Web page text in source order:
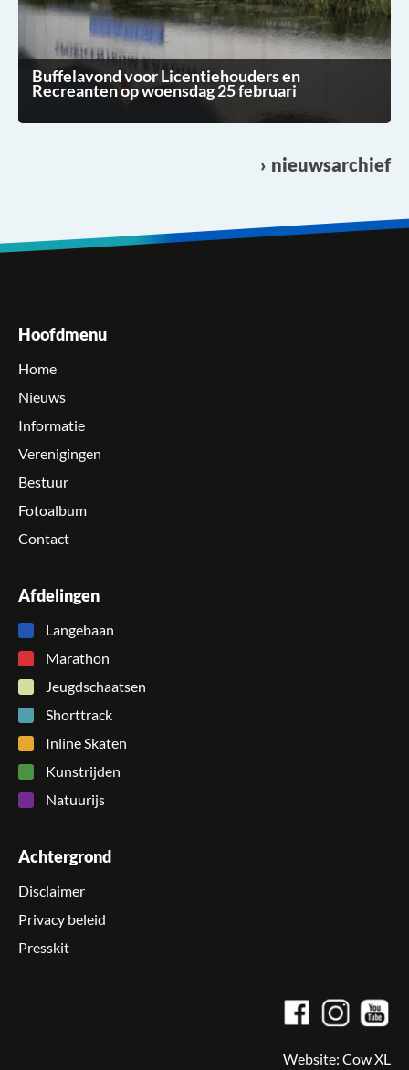
Buffelavond voor Licentiehouders en
Recreanten op woensdag 25 februari
nieuwsarchief
Hoofdmenu
Home
Nieuws
Informatie
Verenigingen
Bestuur
Fotoalbum
Contact
Afdelingen
Langebaan
Marathon
Jeugdschaatsen
Shorttrack
Inline Skaten
Kunstrijden
Natuurijs
Achtergrond
Disclaimer
Privacy beleid
Presskit
Website: Cow XL